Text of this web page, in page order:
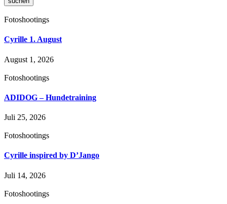
Fotoshootings
Cyrille 1. August
August 1, 2026
Fotoshootings
ADIDOG – Hundetraining
Juli 25, 2026
Fotoshootings
Cyrille inspired by D’Jango
Juli 14, 2026
Fotoshootings